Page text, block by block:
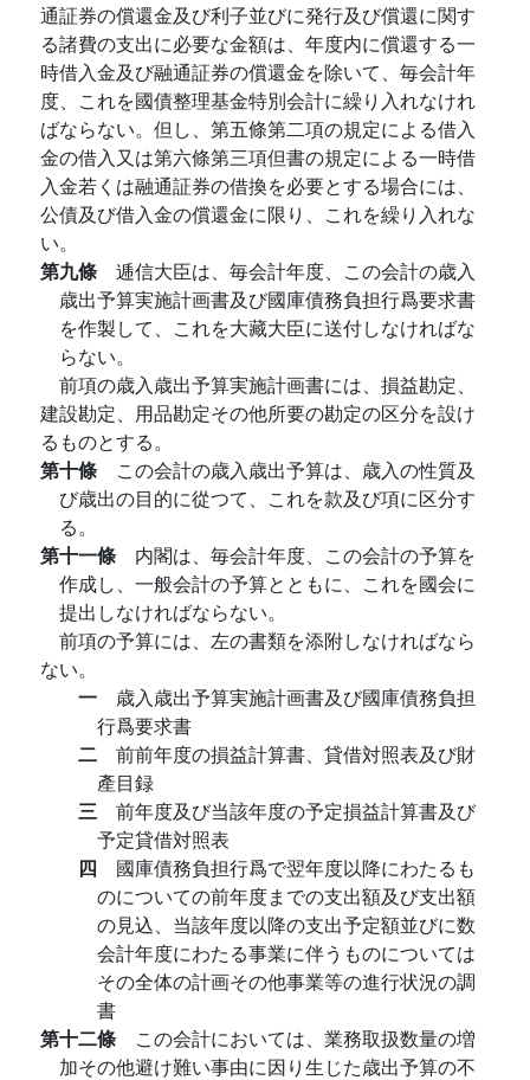
通証券の償還金及び利子並びに発行及び償還に関す
る諸費の支出に必要な金額は、年度内に償還する一
時借入金及び融通証券の償還金を除いて、毎会計年
度、これを國債整理基金特別会計に繰り入れなけれ
ばならない。但し、第五條第二項の規定による借入
金の借入又は第六條第三項但書の規定による一時借
入金若くは融通証券の借換を必要とする場合には、
公債及び借入金の償還金に限り、これを繰り入れな
い。
第九條 逓信大臣は、毎会計年度、この会計の歳入
歳出予算実施計画書及び國庫債務負担行爲要求書
を作製して、これを大藏大臣に送付しなければな
らない。
前項の歳入歳出予算実施計画書には、損益勘定、
建設勘定、用品勘定その他所要の勘定の区分を設け
るものとする。
第十條 この会計の歳入歳出予算は、歳入の性質及
び歳出の目的に從つて、これを款及び項に区分す
る。
第十一條 内閣は、毎会計年度、この会計の予算を
作成し、一般会計の予算とともに、これを國会に
提出しなければならない。
前項の予算には、左の書類を添附しなければなら
ない。
一 歳入歳出予算実施計画書及び國庫債務負担
行爲要求書
二 前前年度の損益計算書、貸借対照表及び財
產目録
三 前年度及び当該年度の予定損益計算書及び
予定貸借対照表
四 國庫債務負担行爲で翌年度以降にわたるも
のについての前年度までの支出額及び支出額
の見込、当該年度以降の支出予定額並びに数
会計年度にわたる事業に伴うものについては
その全体の計画その他事業等の進行状況の調
書
第十二條 この会計においては、業務取扱数量の増
加その他避け難い事由に因り生じた歳出予算の不